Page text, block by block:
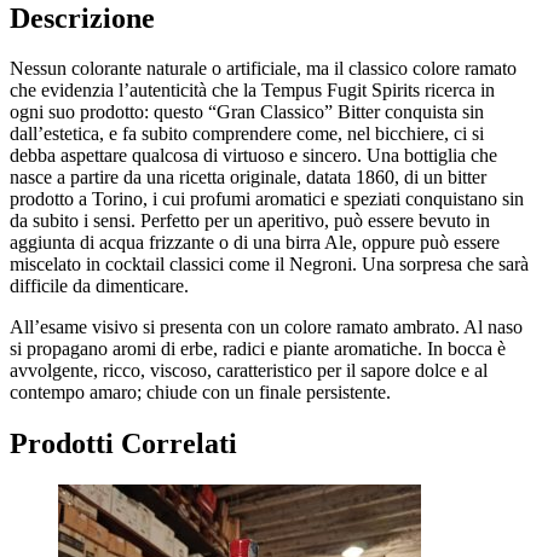
Descrizione
Nessun colorante naturale o artificiale, ma il classico colore ramato
che evidenzia l’autenticità che la Tempus Fugit Spirits ricerca in
ogni suo prodotto: questo “Gran Classico” Bitter conquista sin
dall’estetica, e fa subito comprendere come, nel bicchiere, ci si
debba aspettare qualcosa di virtuoso e sincero. Una bottiglia che
nasce a partire da una ricetta originale, datata 1860, di un bitter
prodotto a Torino, i cui profumi aromatici e speziati conquistano sin
da subito i sensi. Perfetto per un aperitivo, può essere bevuto in
aggiunta di acqua frizzante o di una birra Ale, oppure può essere
miscelato in cocktail classici come il Negroni. Una sorpresa che sarà
difficile da dimenticare.
All’esame visivo si presenta con un colore ramato ambrato. Al naso
si propagano aromi di erbe, radici e piante aromatiche. In bocca è
avvolgente, ricco, viscoso, caratteristico per il sapore dolce e al
contempo amaro; chiude con un finale persistente.
Prodotti Correlati